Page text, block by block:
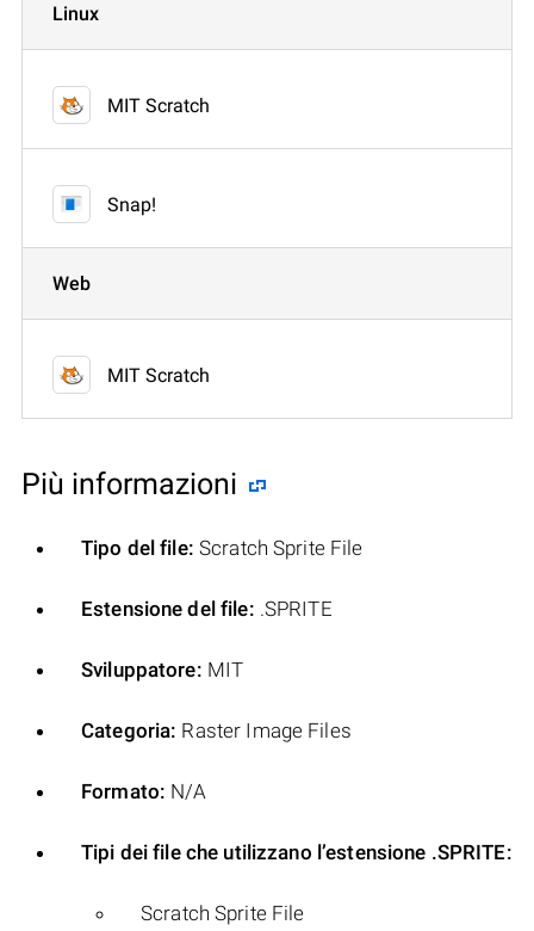
Linux
MIT Scratch
Snap!
Web
MIT Scratch
Più informazioni
Tipo del file: Scratch Sprite File
Estensione del file: .SPRITE
Sviluppatore: MIT
Categoria: Raster Image Files
Formato: N/A
Tipi dei file che utilizzano l’estensione .SPRITE:
Scratch Sprite File